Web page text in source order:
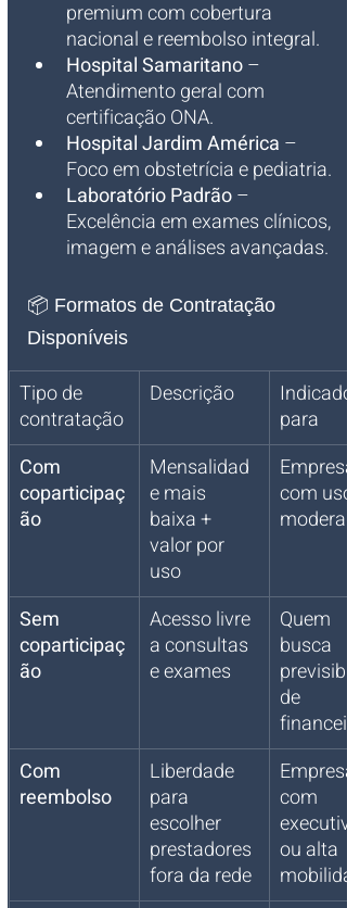
premium com cobertura
nacional e reembolso integral.
Hospital Samaritano –
Atendimento geral com
certificação ONA.
Hospital Jardim América –
Foco em obstetrícia e pediatria.
Laboratório Padrão –
Excelência em exames clínicos,
imagem e análises avançadas.
📦 Formatos de Contratação
Disponíveis
Tipo de
contratação
Descrição
Indicado
para
Com
coparticipaç
ão
Mensalidad
e mais
baixa +
valor por
uso
com uso
Sem
coparticipaç
ão
Acesso livre
a consultas
e exames
Quem
busca
de
Com
reembolso
Liberdade
para
escolher
prestadores
fora da rede
com
ou alta